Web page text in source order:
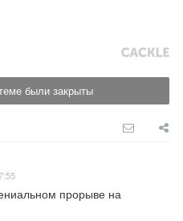
были закрыты
прорыве на